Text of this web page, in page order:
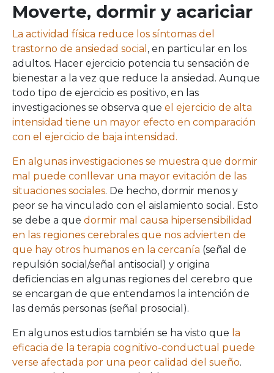
Moverte, dormir y acariciar
La actividad física reduce los síntomas del
trastorno de ansiedad social , en particular en los
adultos. Hacer ejercicio potencia tu sensación de
bienestar a la vez que reduce la ansiedad. Aunque
todo tipo de ejercicio es positivo, en las
investigaciones se observa que el ejercicio de alta
intensidad tiene un mayor efecto en comparación
con el ejercicio de baja intensidad.
En algunas investigaciones se muestra que dormir
mal puede conllevar una mayor evitación de las
situaciones sociales. De hecho, dormir menos y
peor se ha vinculado con el aislamiento social. Esto
se debe a que dormir mal causa hipersensibilidad
en las regiones cerebrales que nos advierten de
que hay otros humanos en la cercanía (señal de
repulsión social/señal antisocial) y origina
deficiencias en algunas regiones del cerebro que
se encargan de que entendamos la intención de
las demás personas (señal prosocial).
En algunos estudios también se ha visto que la
eficacia de la terapia cognitivo-conductual puede
verse afectada por una peor calidad del sueño.